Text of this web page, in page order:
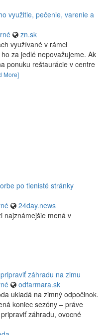
využitie, pečenie, varenie a
zn.sk
využívané v rámci
za jedlé nepovažujeme. Ak
ponuku reštaurácie v centre
More]
po tienisté stránky
24day.news
najznámejšie mená v
záhradu na zimu
odfarmara.sk
ukladá na zimný odpočinok.
koniec sezóny – práve
záhradu, ovocné